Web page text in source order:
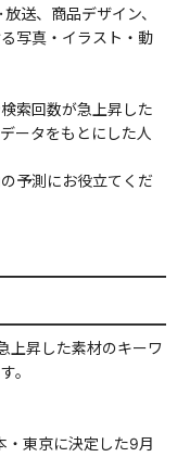
送、商品デザイン、
写真・イラスト・動
索回数が急上昇した
ータをもとにした人
予測にお役立てくだ
上昇した素材のキーワ
。
・東京に決定した9月